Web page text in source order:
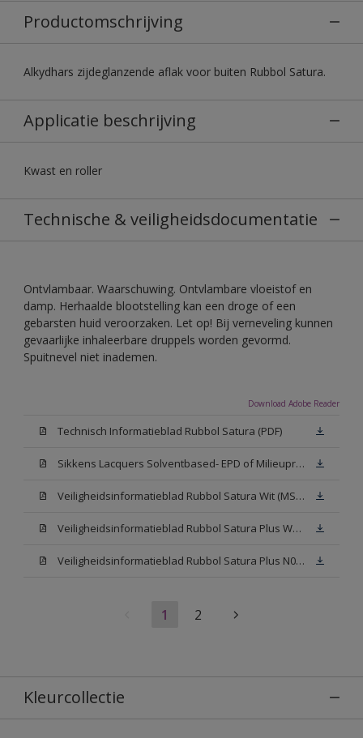
Productomschrijving
Alkydhars zijdeglanzende aflak voor buiten Rubbol Satura.
Applicatie beschrijving
Kwast en roller
Technische & veiligheidsdocumentatie
Ontvlambaar. Waarschuwing. Ontvlambare vloeistof en
damp. Herhaalde blootstelling kan een droge of een
gebarsten huid veroorzaken. Let op! Bij verneveling kunnen
gevaarlijke inhaleerbare druppels worden gevormd.
Spuitnevel niet inademen.
Download Adobe Reader
Technisch Informatieblad Rubbol Satura (PDF)
Sikkens Lacquers Solventbased- EPD of Milieuproductverklaring
Veiligheidsinformatieblad Rubbol Satura Wit (MSDS)
Veiligheidsinformatieblad Rubbol Satura Plus W05 (MSDS)
Veiligheidsinformatieblad Rubbol Satura Plus N00 (MSDS)
1 2
Kleurcollectie